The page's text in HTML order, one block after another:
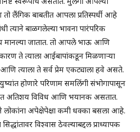
तो लैंगिक बाबतीत आपला प्रतिस्पर्धी आहे
त्याने बाळगलेल्या भावना पारंपरिक
मानल्या जातात. तो आपले भाऊ आणि
कारण ते त्याला आईबापांकडून मिळणाऱ्या
त्याला ते सर्व प्रेम एकट्याला हवे असते.
होणारे परिणाम समलिंगी संभोगापासून
अतिशय विविध आणि भयानक असतात.
लोकांना अपेक्षेपेक्षा कमी धक्का बसला आहे.
विश्वास ठेवल्याबद्दल प्राध्यापक